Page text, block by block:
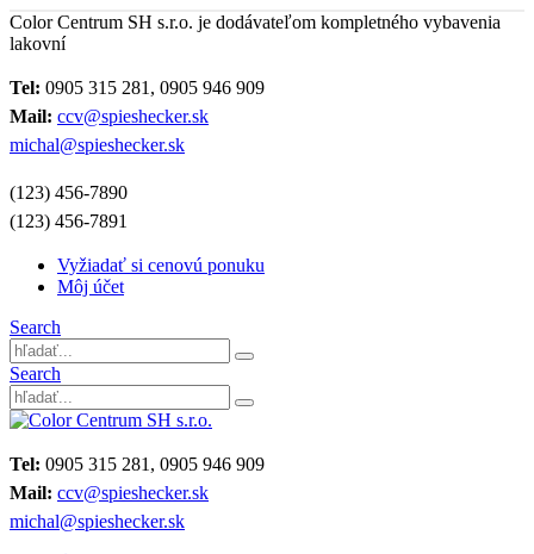
Color Centrum SH s.r.o. je dodávateľom kompletného vybavenia
lakovní
Tel: 0905 315 281, 0905 946 909
Mail: ccv@spieshecker.sk
michal@spieshecker.sk
(123) 456-7890
(123) 456-7891
Vyžiadať si cenovú ponuku
Môj účet
Search
Search
Tel: 0905 315 281, 0905 946 909
Mail: ccv@spieshecker.sk
michal@spieshecker.sk